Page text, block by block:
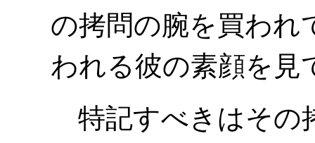
の拷問の腕を買われ
われる彼の素顔を見
特記すべきはその